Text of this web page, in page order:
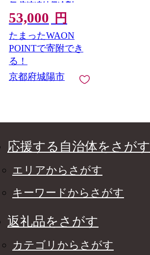
個 倍速凍結保冷剤＜
複数個口で配送＞
【4014580】
53,000 円
たまったWAON
POINTで寄附でき
る！
京都府城陽市
応援する自治体をさがす
エリアからさがす
キーワードからさがす
返礼品をさがす
カテゴリからさがす